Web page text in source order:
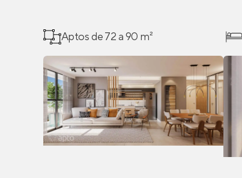
Aptos de 72 a 90 m²